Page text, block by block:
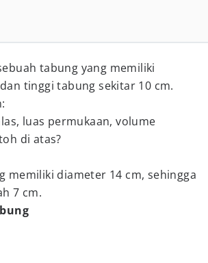
tabung yang memiliki
tinggi tabung sekitar 10 cm.
luas permukaan, volume
di atas?
memiliki diameter 14 cm, sehingga
7 cm.